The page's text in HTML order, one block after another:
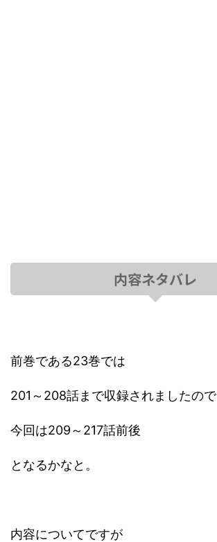
内容ネタバレ
前巻である23巻では
201～208話まで収録されましたので
今回は209～217話前後
となるかなと。
内容についてですが